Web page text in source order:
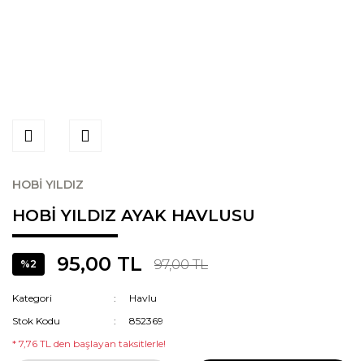
HOBİ YILDIZ
HOBİ YILDIZ AYAK HAVLUSU
%2 95,00 TL 97,00 TL
Kategori
Havlu
Stok Kodu
852369
* 7,76 TL den başlayan taksitlerle!